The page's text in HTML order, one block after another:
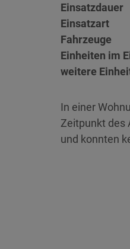
Einsatzdauer
Einsatzart
Fahrzeuge
Einheiten im
weitere
In einer
Zeitpunkt des
und konnten